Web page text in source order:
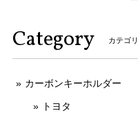
Category カテゴ
カーボンキーホルダー
トヨタ